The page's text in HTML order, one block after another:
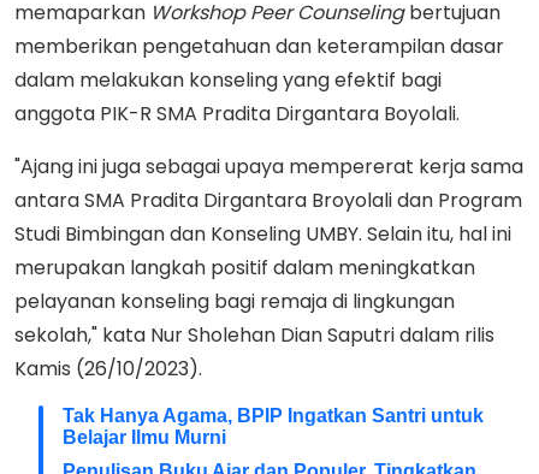
memaparkan Workshop Peer Counselingbertujuan
memberikan pengetahuan dan keterampilan dasar
dalam melakukan konseling yang efektif bagi
anggota PIK-R SMA Pradita Dirgantara Boyolali.
"Ajang ini juga sebagai upaya mempererat kerja sama
antara SMA Pradita Dirgantara Broyolali dan Program
Studi Bimbingan dan Konseling UMBY. Selain itu, hal ini
merupakan langkah positif dalam meningkatkan
pelayanan konseling bagi remaja di lingkungan
sekolah," kata Nur Sholehan Dian Saputri dalam rilis
Kamis (26/10/2023).
Tak Hanya Agama, BPIP Ingatkan Santri untuk
Belajar Ilmu Murni